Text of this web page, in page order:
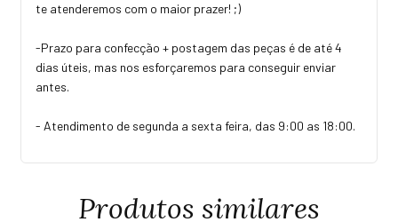
te atenderemos com o maior prazer! ;)
-Prazo para confecção + postagem das peças é de até 4
dias úteis, mas nos esforçaremos para conseguir enviar
antes.
- Atendimento de segunda a sexta feira, das 9:00 as 18:00.
Produtos similares